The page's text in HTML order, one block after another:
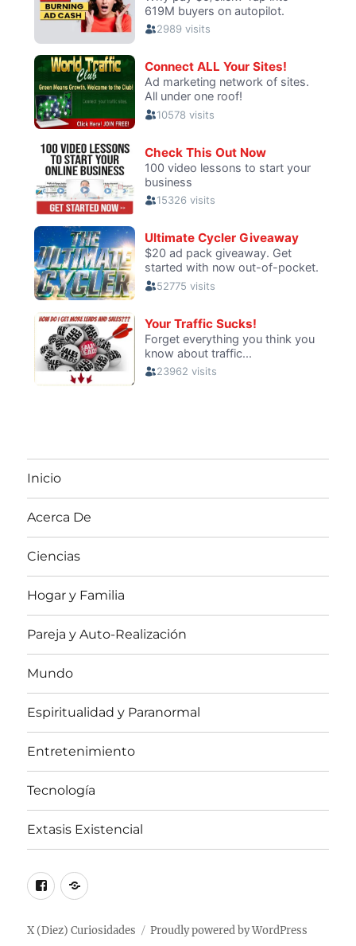
Inicio
Acerca De
Ciencias
Hogar y Familia
Pareja y Auto-Realización
Mundo
Espiritualidad y Paranormal
Entretenimiento
Tecnología
Extasis Existencial
Facebook
X
Twitter
X (Diez) Curiosidades Proudly powered by WordPress